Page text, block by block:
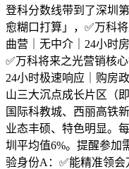
登科分数线带到了深圳
愈糊口打算」，✅万科
曲营｜无中介｜24小时
✅万科将来之光营销核
24小时极速响应｜购房
山三大沉点成长片区（
国际科教城、西丽高铁
业态丰硕、特色明显。
圳平均值6%。提醒参加
验身份A：✅能精准领